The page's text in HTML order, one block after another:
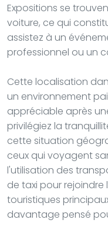
Expositions se
voiture, ce qui
assistez à un
professionnel ou un
Cette localisation
un environnement
appréciable après
privilégiez la
cette situation
ceux qui voyagent
l'utilisation des
de taxi pour rejoindre
touristiques
davantage pensé